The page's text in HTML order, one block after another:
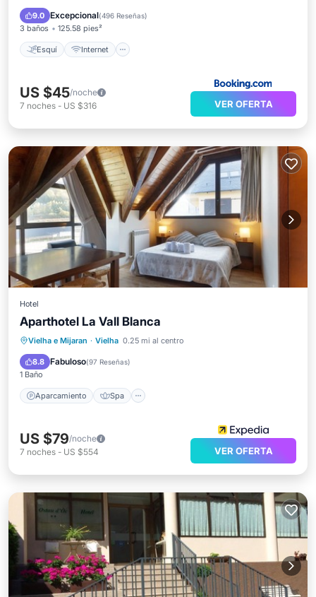
9.0 Excepcional(496 Reseñas)
3 baños 125.58 pies²
Esquí Internet
TV
US $45/noche
7 noches - US $316 VER OFERTA
Hotel
Aparthotel La Vall Blanca
Vielha e Mijaran · Vielha 0.25 mi al centro
8.8 Fabuloso(97 Reseñas)
1 Baño
Aparcamiento Spa
Aparcamiento Spa
Balcón/Terraza
US $79/noche
7 noches - US $554 VER OFERTA